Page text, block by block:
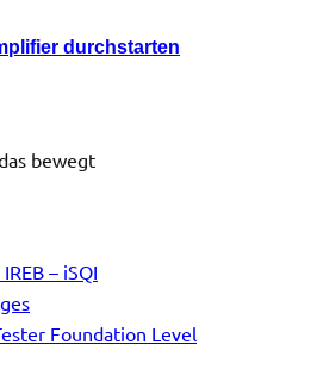
durchstarten
bewegt
– iSQI
Foundation Level